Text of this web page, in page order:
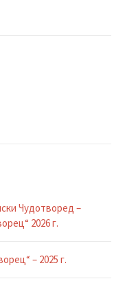
Чудотворед –
2026 г.
– 2025 г.